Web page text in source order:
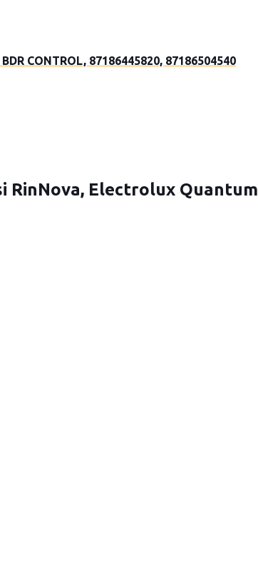
CONTROL, 87186445820, 87186504540
RinNova, Electrolux Quantum